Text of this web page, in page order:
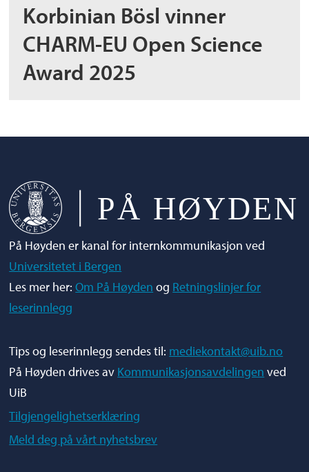
Korbinian Bösl vinner
CHARM-EU Open Science
Award 2025
På Høyden er kanal for internkommunikasjon ved
Universitetet i Bergen
Les mer her:Om På Høyden og Retningslinjer for
leserinnlegg
Tips og leserinnlegg sendes til: mediekontakt@uib.no
På Høyden drives av Kommunikasjonsavdelingen ved
UiB
Tilgjengelighetserklæring
Meld deg på vårt nyhetsbrev